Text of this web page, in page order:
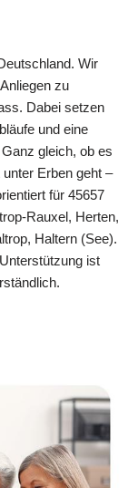
Wir
zu
Dabei setzen
und eine
gleich, ob es
Erben geht –
für 45657
Rauxel, Herten,
Haltern (See).
ist